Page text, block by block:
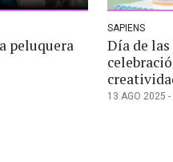
peluquera
SAPIENS
Día de
13 AGO 2025